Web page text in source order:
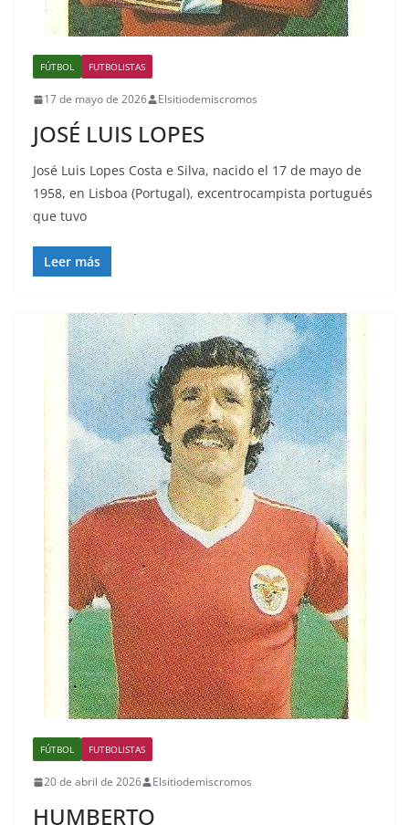
FÚTBOL FUTBOLISTAS
17 de mayo de 2026 Elsitiodemiscromos
JOSÉ LUIS LOPES
José Luis Lopes Costa e Silva, nacido el 17 de mayo de
1958, en Lisboa (Portugal), excentrocampista portugués
que tuvo
Leer más
FÚTBOL FUTBOLISTAS
20 de abril de 2026 Elsitiodemiscromos
HUMBERTO